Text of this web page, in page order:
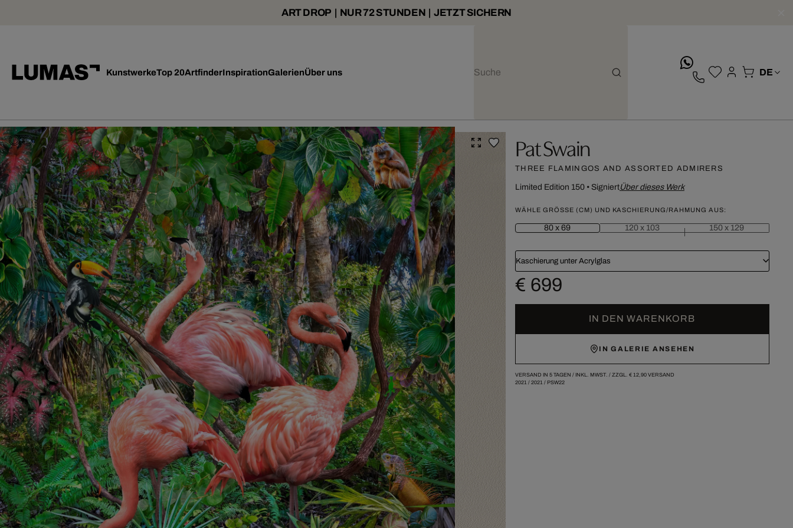
ART DROP | NUR 72 STUNDEN | JETZT SICHERN
KunstwerkeTop 20ArtfinderInspirationGalerienÜber uns
Pat Swain
THREE FLAMINGOS AND ASSORTED ADMIRERS
Limited Edition 150• SigniertÜber dieses Werk
WÄHLE GRÖSSE (CM) UND KASCHIERUNG/RAHMUNG AUS:
80 x 69 120 x 103 150 x 129
Kaschierung unter Acrylglas
€ 699
IN DEN WARENKORB
IN GALERIE ANSEHEN
VERSAND IN 5 TAGEN / INKL. MWST. / ZZGL. € 12,90VERSAND
2021/ 2021/ PSW22